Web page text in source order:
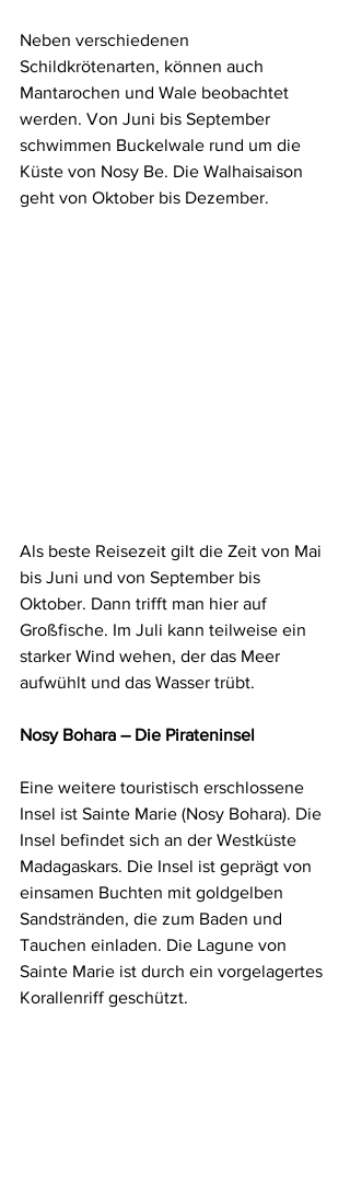
Neben verschiedenen
Schildkrötenarten, können auch
Mantarochen und Wale beobachtet
werden. Von Juni bis September
schwimmen Buckelwale rund um die
Küste von Nosy Be. Die Walhaisaison
geht von Oktober bis Dezember.
Als beste Reisezeit gilt die Zeit von Mai
bis Juni und von September bis
Oktober. Dann trifft man hier auf
Großfische. Im Juli kann teilweise ein
starker Wind wehen, der das Meer
aufwühlt und das Wasser trübt.
Nosy Bohara – Die Pirateninsel
Eine weitere touristisch erschlossene
Insel ist Sainte Marie (Nosy Bohara). Die
Insel befindet sich an der Westküste
Madagaskars. Die Insel ist geprägt von
einsamen Buchten mit goldgelben
Sandstränden, die zum Baden und
Tauchen einladen. Die Lagune von
Sainte Marie ist durch ein vorgelagertes
Korallenriff geschützt.